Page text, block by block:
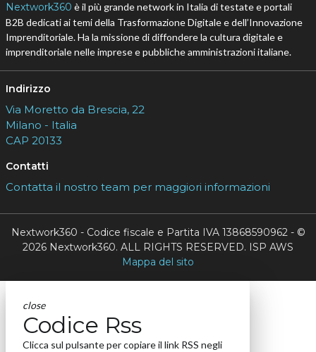
Nextwork360 è il più grande network in Italia di testate e portali
B2B dedicati ai temi della Trasformazione Digitale e dell’Innovazione
Imprenditoriale. Ha la missione di diffondere la cultura digitale e
imprenditoriale nelle imprese e pubbliche amministrazioni italiane.
Indirizzo
Via Moretto da Brescia, 22
Milano - Italia
CAP 20133
Contatti
Contatta il nostro team per maggiori informazioni
Nextwork360 - Codice fiscale e Partita IVA 13868590962 - ©
2026 Nextwork360. ALL RIGHTS RESERVED. ISP AWS
Mappa del sito
close
Codice Rss
Clicca sul pulsante per copiare il link RSS negli